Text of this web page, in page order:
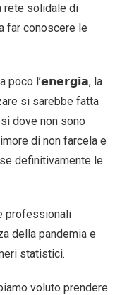
rete solidale di
far conoscere le
poco l’𝗲𝗻𝗲𝗿𝗴𝗶𝗮, la
si sarebbe fatta
dove non sono
di non farcela e
definitivamente le
professionali
della pandemia e
statistici.
voluto prendere